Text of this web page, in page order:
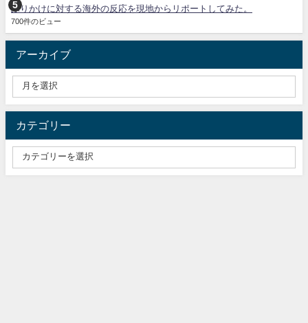
ふりかけに対する海外の反応を現地からリポートしてみた。
700件のビュー
アーカイブ
カテゴリー